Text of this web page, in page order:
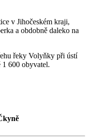
v Jihočeském kraji,
a obdobně daleko na
řeky Volyňky při ústí
600 obyvatel.